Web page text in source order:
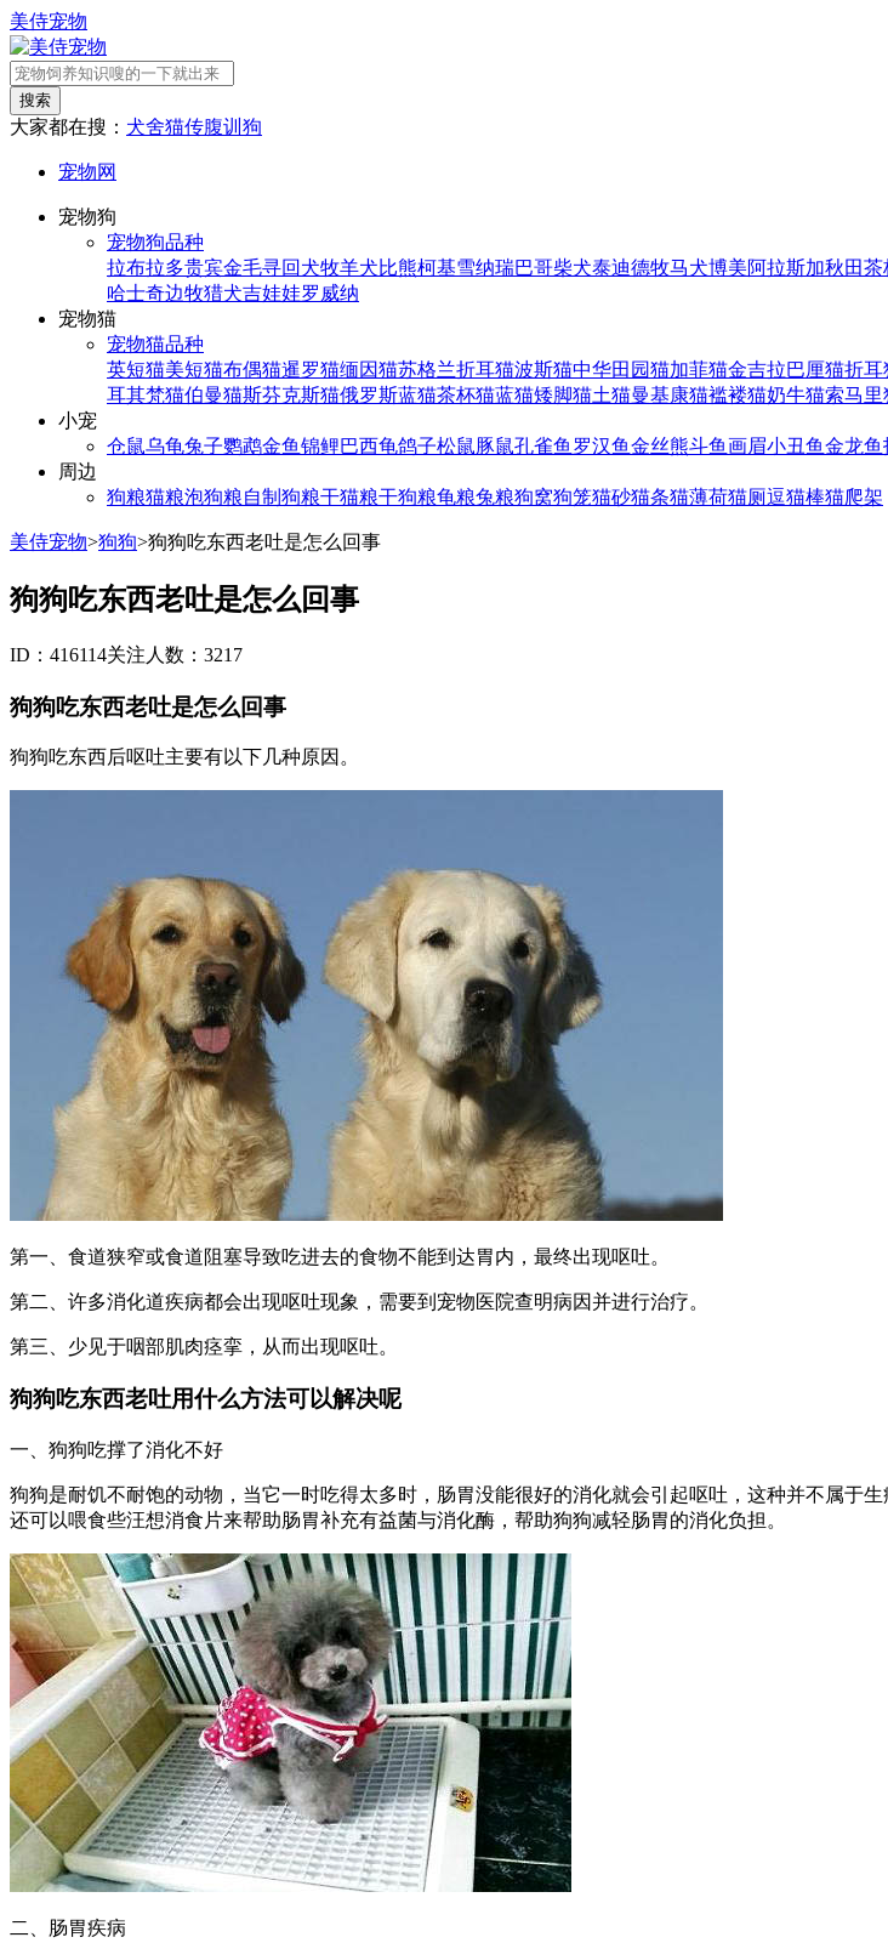
美侍宠物
搜索
大家都在搜： 犬舍猫传腹训狗
宠物网
宠物狗
宠物狗品种
拉布拉多贵宾金毛寻回犬牧羊犬比熊柯基雪纳瑞巴哥柴犬泰迪德牧马犬博美阿拉斯加秋田茶
哈士奇边牧猎犬吉娃娃罗威纳
宠物猫
宠物猫品种
英短猫美短猫布偶猫暹罗猫缅因猫苏格兰折耳猫波斯猫中华田园猫加菲猫金吉拉巴厘猫折耳
耳其梵猫伯曼猫斯芬克斯猫俄罗斯蓝猫茶杯猫蓝猫矮脚猫土猫曼基康猫褴褛猫奶牛猫索马里
小宠
仓鼠乌龟兔子鹦鹉金鱼锦鲤巴西龟鸽子松鼠豚鼠孔雀鱼 罗汉鱼金丝熊斗鱼画眉小丑鱼金龙鱼
周边
狗粮猫粮泡狗粮自制狗粮干猫粮干狗粮龟粮兔粮狗窝狗笼猫砂猫条猫薄荷猫厕逗猫棒猫爬架
美侍宠物>狗狗>狗狗吃东西老吐是怎么回事
狗狗吃东西老吐是怎么回事
ID：416114关注人数：3217
狗狗吃东西老吐是怎么回事
狗狗吃东西后呕吐主要有以下几种原因。
第一、食道狭窄或食道阻塞导致吃进去的食物不能到达胃内，最终出现呕吐。
第二、许多消化道疾病都会出现呕吐现象，需要到宠物医院查明病因并进行治疗。
第三、少见于咽部肌肉痉挛，从而出现呕吐。
狗狗吃东西老吐用什么方法可以解决呢
一、狗狗吃撑了消化不好
狗狗是耐饥不耐饱的动物，当它一时吃得太多时，肠胃没能很好的消化就会引起呕吐，这种并不属于
还可以喂食些汪想消食片来帮助肠胃补充有益菌与消化酶，帮助狗狗减轻肠胃的消化负担。
二、肠胃疾病